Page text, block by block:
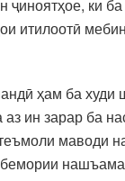
ҷиноятҳое, ки
итилоотӣ
ҳам ба худи
ин зарар ба
маводи